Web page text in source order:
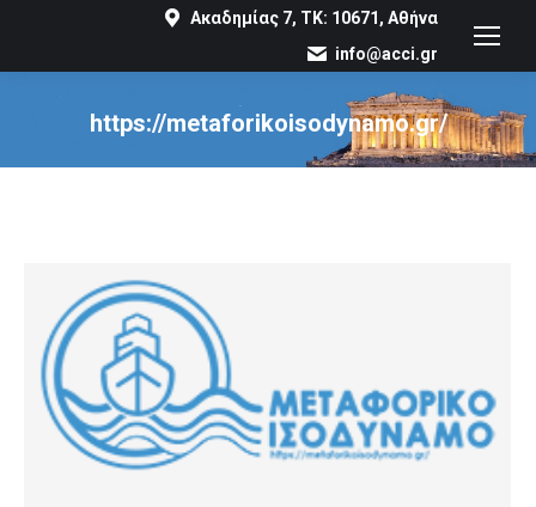
Ακαδημίας 7, ΤΚ: 10671, Αθήνα
info@acci.gr
https://metaforikoisodynamo.gr/
You are here: